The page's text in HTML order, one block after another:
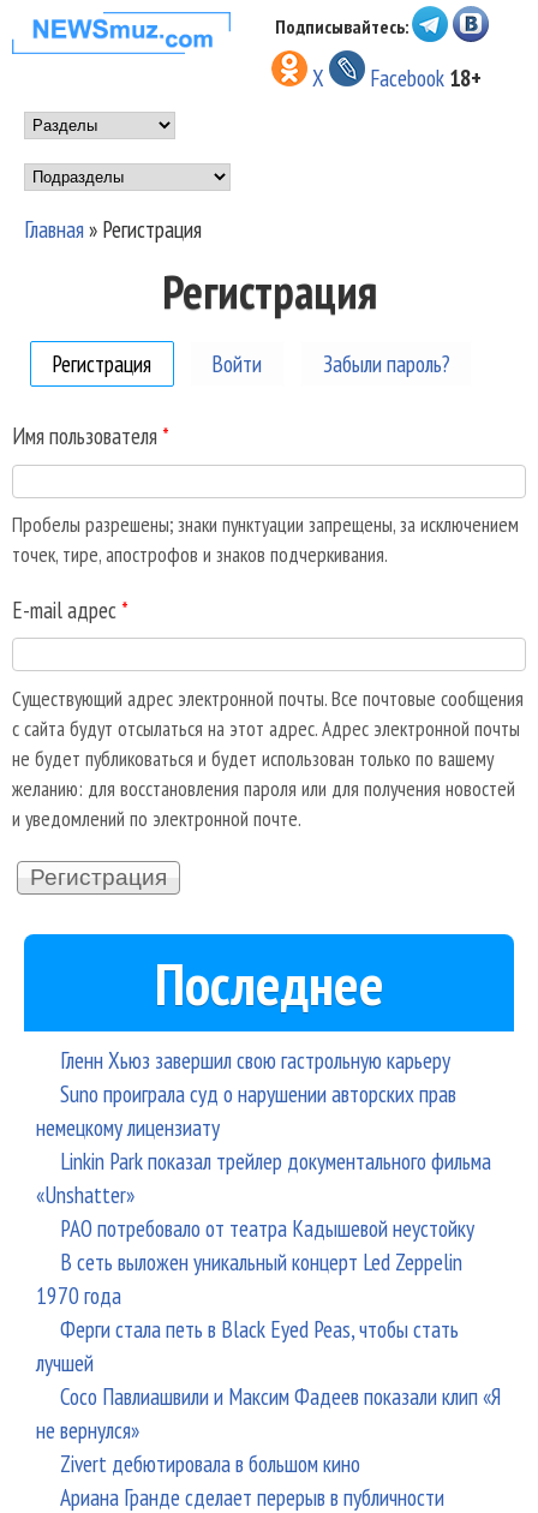
Перейти к основному
содержанию
НОВОСТИ
МУЗЫКИ И
ШОУ БИЗНЕСА
NEWSMUZ.COM
Подписывайтесь:
X Facebook 18+
Main menu
Подразделы
Главная» Регистрация
Регистрация
Регистрация (активная вкладка)
Войти Забыли пароль?
Имя пользователя *
Пробелы разрешены; знаки пунктуации запрещены, за исключением
точек, тире, апострофов и знаков подчеркивания.
E-mail адрес *
Существующий адрес электронной почты. Все почтовые сообщения
с сайта будут отсылаться на этот адрес. Адрес электронной почты
не будет публиковаться и будет использован только по вашему
желанию: для восстановления пароля или для получения новостей
и уведомлений по электронной почте.
Последнее
Гленн Хьюз завершил свою гастрольную карьеру
Suno проиграла суд о нарушении авторских прав
немецкому лицензиату
Linkin Park показал трейлер документального фильма
«Unshatter»
РАО потребовало от театра Кадышевой неустойку
В сеть выложен уникальный концерт Led Zeppelin
1970 года
Ферги стала петь в Black Eyed Peas, чтобы стать
лучшей
Сосо Павлиашвили и Максим Фадеев показали клип «Я
не вернулся»
Zivert дебютировала в большом кино
Ариана Гранде сделает перерыв в публичности